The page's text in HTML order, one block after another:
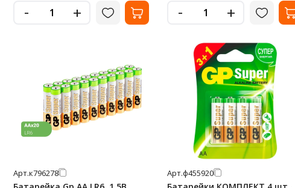
- + - +
Арт.к796278 Арт.ф455920